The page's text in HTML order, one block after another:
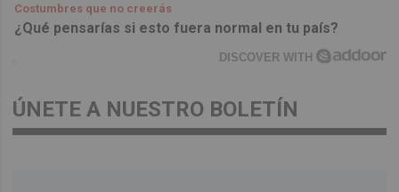
Costumbres que no creerás
¿Qué pensarías si esto fuera normal en tu país?
DISCOVER WITH
ÚNETE A NUESTRO BOLETÍN